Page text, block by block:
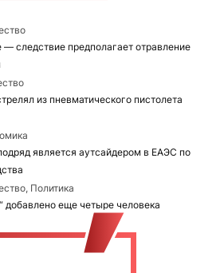
следствие предполагает отравление
из пневматического пистолета
является аутсайдером в ЕАЭС по
Политика
добавлено еще четыре человека